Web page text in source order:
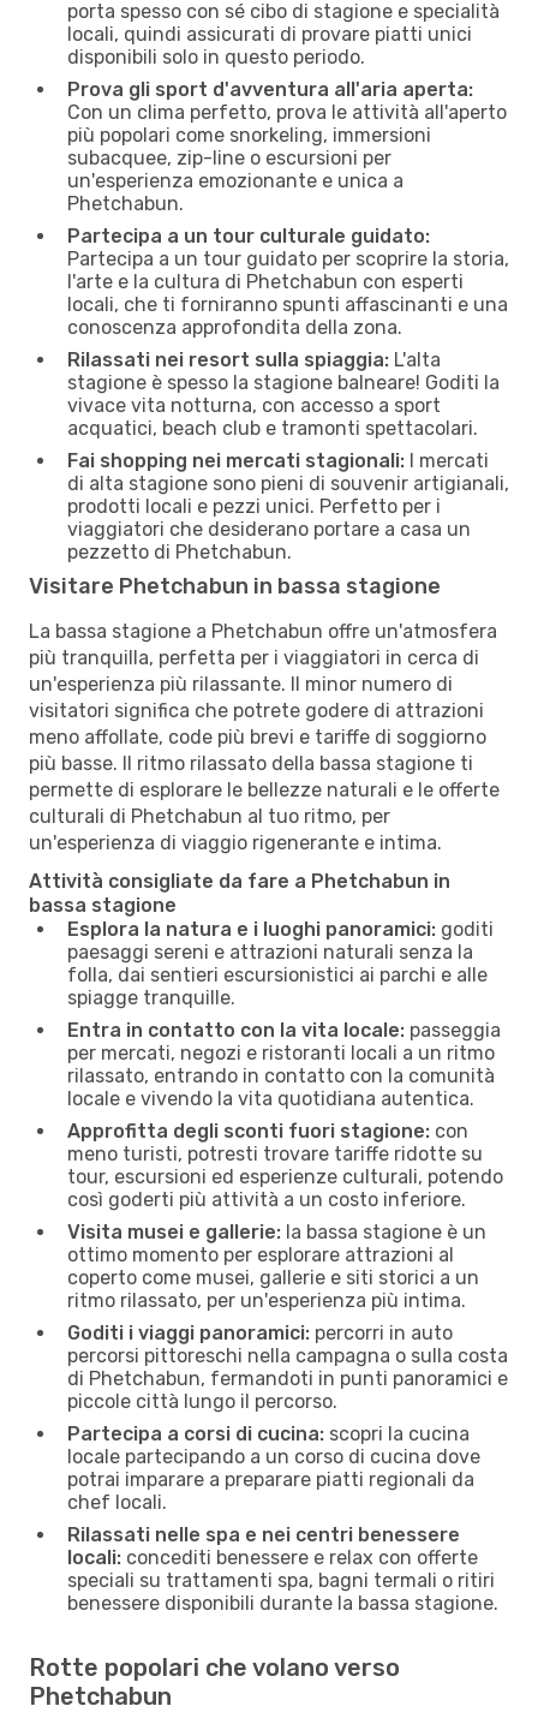
porta spesso con sé cibo di stagione e specialità
locali, quindi assicurati di provare piatti unici
disponibili solo in questo periodo.
Prova gli sport d'avventura all'aria aperta:
Con un clima perfetto, prova le attività all'aperto
più popolari come snorkeling, immersioni
subacquee, zip-line o escursioni per
un'esperienza emozionante e unica a
Phetchabun.
Partecipa a un tour culturale guidato:
Partecipa a un tour guidato per scoprire la storia,
l'arte e la cultura di Phetchabun con esperti
locali, che ti forniranno spunti affascinanti e una
conoscenza approfondita della zona.
Rilassati nei resort sulla spiaggia: L'alta
stagione è spesso la stagione balneare! Goditi la
vivace vita notturna, con accesso a sport
acquatici, beach club e tramonti spettacolari.
Fai shopping nei mercati stagionali: I mercati
di alta stagione sono pieni di souvenir artigianali,
prodotti locali e pezzi unici. Perfetto per i
viaggiatori che desiderano portare a casa un
pezzetto di Phetchabun.
Visitare Phetchabun in bassa stagione
La bassa stagione a Phetchabun offre un'atmosfera
più tranquilla, perfetta per i viaggiatori in cerca di
un'esperienza più rilassante. Il minor numero di
visitatori significa che potrete godere di attrazioni
meno affollate, code più brevi e tariffe di soggiorno
più basse. Il ritmo rilassato della bassa stagione ti
permette di esplorare le bellezze naturali e le offerte
culturali di Phetchabun al tuo ritmo, per
un'esperienza di viaggio rigenerante e intima.
Attività consigliate da fare a Phetchabun in
bassa stagione
Esplora la natura e i luoghi panoramici: goditi
paesaggi sereni e attrazioni naturali senza la
folla, dai sentieri escursionistici ai parchi e alle
spiagge tranquille.
Entra in contatto con la vita locale: passeggia
per mercati, negozi e ristoranti locali a un ritmo
rilassato, entrando in contatto con la comunità
locale e vivendo la vita quotidiana autentica.
Approfitta degli sconti fuori stagione: con
meno turisti, potresti trovare tariffe ridotte su
tour, escursioni ed esperienze culturali, potendo
così goderti più attività a un costo inferiore.
Visita musei e gallerie: la bassa stagione è un
ottimo momento per esplorare attrazioni al
coperto come musei, gallerie e siti storici a un
ritmo rilassato, per un'esperienza più intima.
Goditi i viaggi panoramici: percorri in auto
percorsi pittoreschi nella campagna o sulla costa
di Phetchabun, fermandoti in ​​punti panoramici e
piccole città lungo il percorso.
Partecipa a corsi di cucina: scopri la cucina
locale partecipando a un corso di cucina dove
potrai imparare a preparare piatti regionali da
chef locali.
Rilassati nelle spa e nei centri benessere
locali: concediti benessere e relax con offerte
speciali su trattamenti spa, bagni termali o ritiri
benessere disponibili durante la bassa stagione.
Rotte popolari che volano verso
Phetchabun